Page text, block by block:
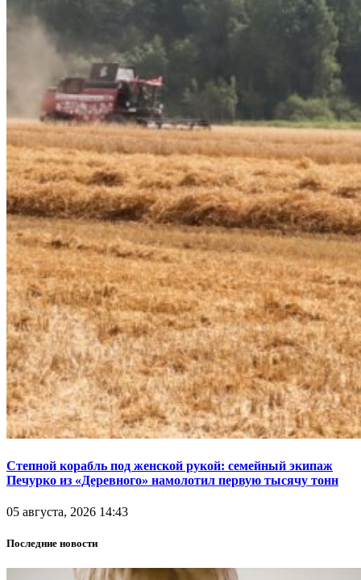
Степной корабль под женской рукой: семейный экипаж
Печурко из «Деревного» намолотил первую тысячу тонн
05 августа, 2026 14:43
Последние новости